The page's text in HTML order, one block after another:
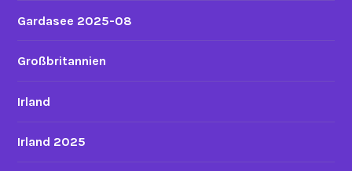
Gardasee 2025-08
Großbritannien
Irland
Irland 2025